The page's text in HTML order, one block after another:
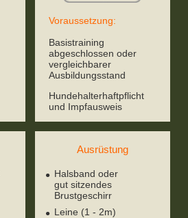
Voraussetzung:
Basistraining
abgeschlossen oder
vergleichbarer
Ausbildungsstand
Hundehalterhaftpflicht
und Impfausweis
Ausrüstung
Halsband oder
gut sitzendes
Brustgeschirr
Leine (1 - 2m)